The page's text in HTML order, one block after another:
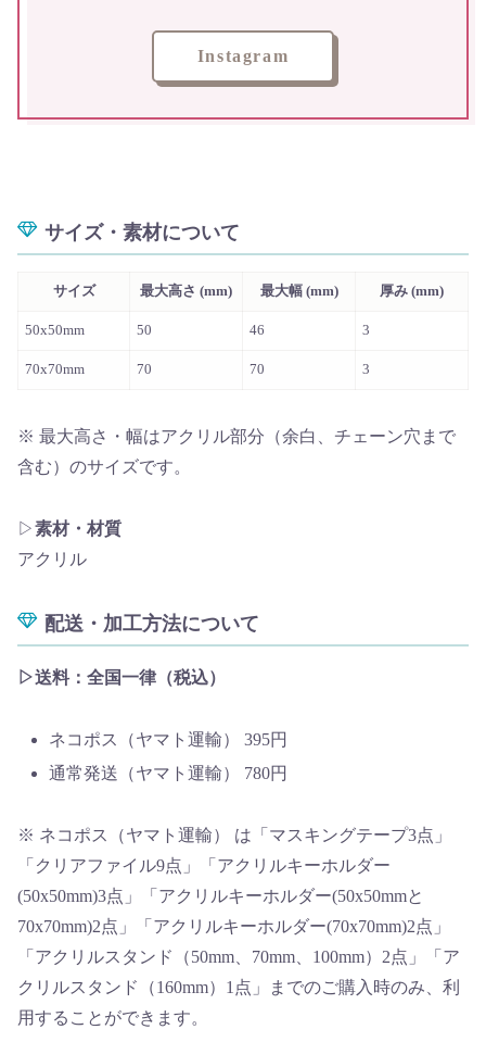
Instagram
サイズ・素材について
サイズ 最大高さ (mm) 最大幅 (mm) 厚み (mm)
50x50mm 50 46 3
70x70mm 70 70 3
※ 最大高さ・幅はアクリル部分（余白、チェーン穴まで
含む）のサイズです。
▷素材・材質
アクリル
配送・加工方法について
▷送料：全国一律（税込）
ネコポス（ヤマト運輸） 395円
通常発送（ヤマト運輸） 780円
※ ネコポス（ヤマト運輸） は「マスキングテープ3点」
「クリアファイル9点」「アクリルキーホルダー
(50x50mm)3点」「アクリルキーホルダー(50x50mmと
70x70mm)2点」「アクリルキーホルダー(70x70mm)2点」
「アクリルスタンド（50mm、70mm、100mm）2点」「ア
クリルスタンド（160mm）1点」までのご購入時のみ、利
用することができます。